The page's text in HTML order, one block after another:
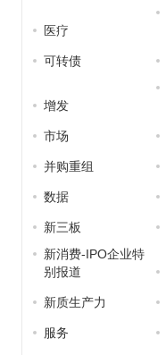
医疗
可转债
增发
市场
并购重组
数据
新三板
新消费-IPO企业特
别报道
新质生产力
服务